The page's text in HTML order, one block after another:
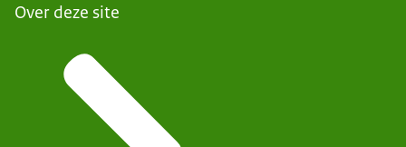
Over deze site